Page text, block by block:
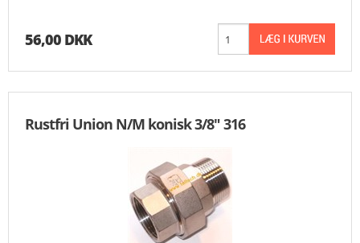
FAQ
SØGNING
KUNDECENTER
56,00 DKK
Rustfri Union N/M konisk 3/8" 316